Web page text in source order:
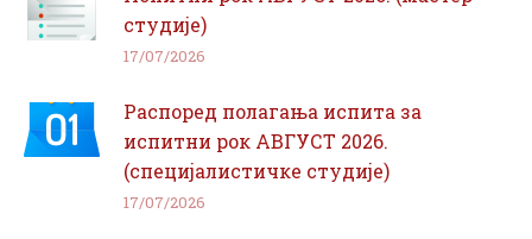
студије)
17/07/2026
Распоред полагања испита за
испитни рок АВГУСТ 2026.
(специјалистичке студије)
17/07/2026